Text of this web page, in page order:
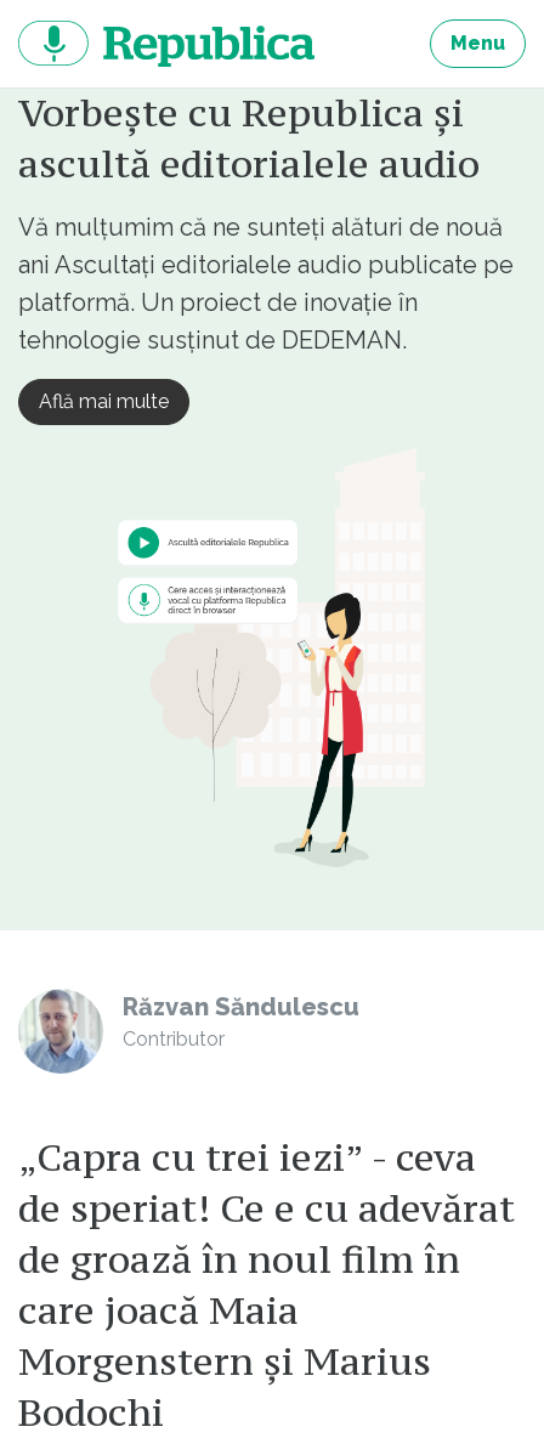
continut
Menu
Vorbește cu Republica și
ascultă editorialele audio
Vă mulțumim că ne sunteți alături de nouă
ani Ascultați editorialele audio publicate pe
platformă. Un proiect de inovație în
tehnologie susținut de DEDEMAN.
Află mai multe
Răzvan Săndulescu
Contributor
„Capra cu trei iezi” - ceva
de speriat! Ce e cu adevărat
de groază în noul film în
care joacă Maia
Morgenstern și Marius
Bodochi